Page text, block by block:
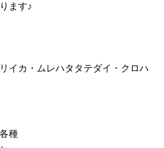
ます♪
イカ・ムレハタタテダイ・クロハ
種